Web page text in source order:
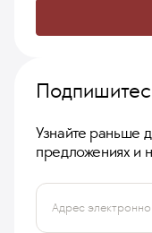
Узнайте раньше
предложениях и
Адрес